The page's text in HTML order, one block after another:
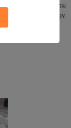
กรณ์นอกจากนี้เรายังร่วม
and Technology,